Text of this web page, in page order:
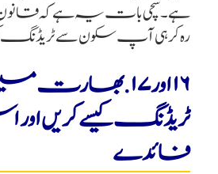
ہے۔ سچی بات یہ ہے کہ
رہ کر ہی آپ سکون سے ٹریڈنگ
۱۶ اور ۱۷. بھارت
ٹریڈنگ کیسے کریں
فائدے